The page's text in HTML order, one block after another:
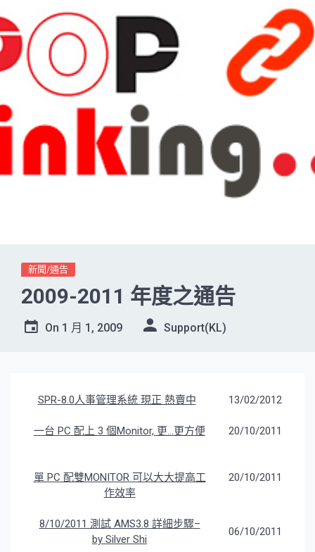
新聞/通告
2009-2011 年度之通告
On 1 月 1, 2009 Support(KL)
SPR-8.0人事管理系統 現正 熱賣中 13/02/2012
一台 PC 配上 3 個Monitor, 更…更方便 20/10/2011
單 PC 配雙MONITOR 可以大大提高工
作效率
20/10/2011
8/10/2011 測試 AMS3.8 詳細步驟–
by Silver Shi
06/10/2011